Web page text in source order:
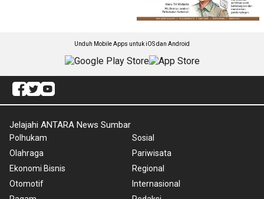
Unduh Mobile Apps untuk iOS dan Android
Jelajahi ANTARA News Sumbar
Polhukam
Olahraga
Ekonomi Bisnis
Otomotif
Sosial
Pariwisata
Regional
Internasional